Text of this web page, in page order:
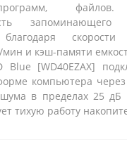
файлов.
запоминающего
благодаря
и кэш-памяти
Blue [WD40EZAX]
компьютера
в пределах 25 дБ
тихую работу